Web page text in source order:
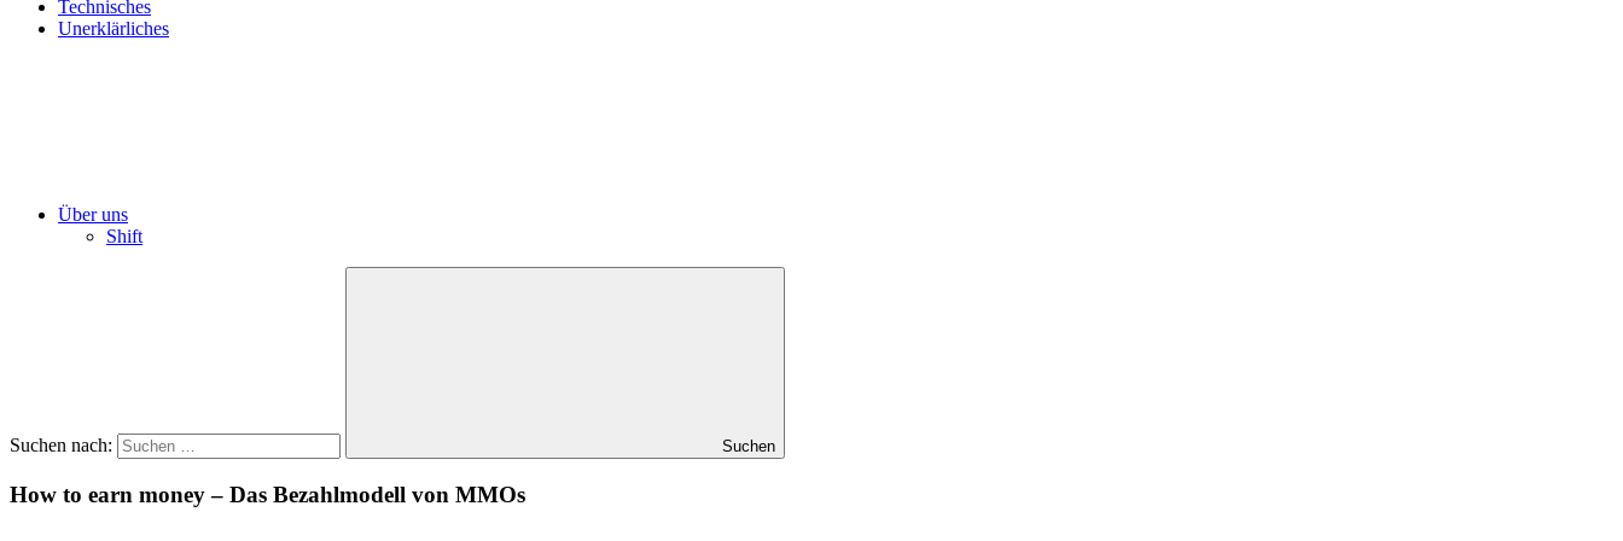
Technisches
Unerklärliches
Über uns
Shift
Suchen nach: Suchen
How to earn money – Das Bezahlmodell von MMOs